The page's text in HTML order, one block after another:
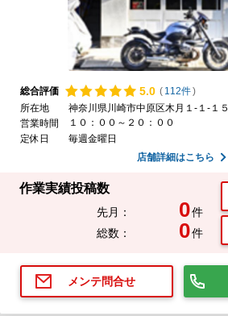
総合評価 5.0 ( 112件)
所在地
神奈川県川崎市中原区木月１-１-１５
営業時間
１０：００～２０：００
定休日
毎週金曜日
店舗詳細はこちら
作業実績投稿数
先月： 0件
総数：
0件
メンテ問合せ